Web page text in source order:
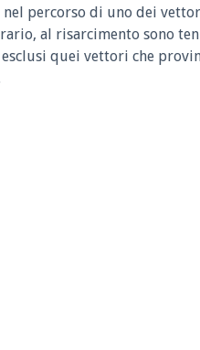
nel percorso di uno dei
al risarcimento sono
quei vettori che